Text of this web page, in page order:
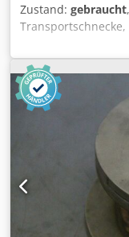
Zustand: gebraucht
Külrohrschnecke,
Stopfbuchse: aus
Welle -für
vorhanden -Preis: